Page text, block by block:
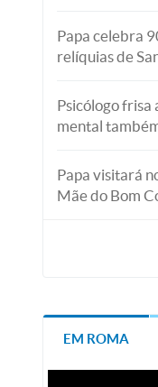
Papa celebra
relíquias de
Psicólogo frisa
mental
Papa visitará
Mãe do Bom
EM ROMA